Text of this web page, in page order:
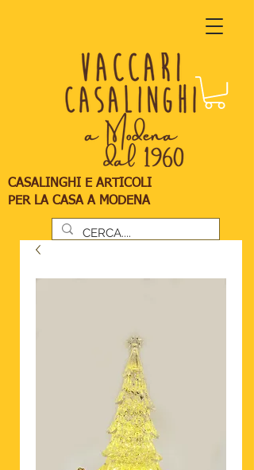
CASALINGHI E ARTICOLI
PER LA CASA A MODENA